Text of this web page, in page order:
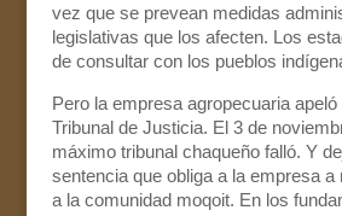
vez que se prevean medidas
legislativas que los afecten. Los
de consultar con los pueblos
Pero la empresa agropecuaria apeló
Tribunal de Justicia. El 3 de
máximo tribunal chaqueño falló. Y
sentencia que obliga a la empresa a
a la comunidad moqoit. En los